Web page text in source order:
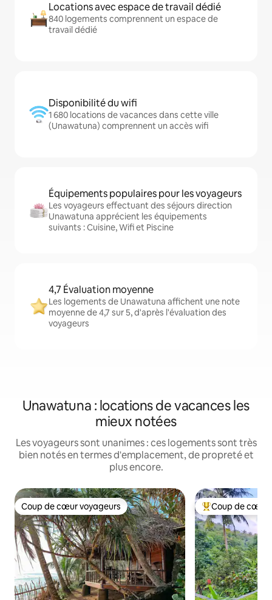
Locations avec espace de travail dédié
840 logements comprennent un espace de
travail dédié
Disponibilité du wifi
1 680 locations de vacances dans cette ville
(Unawatuna) comprennent un accès wifi
Équipements populaires pour les voyageurs
Les voyageurs effectuant des séjours direction
Unawatuna apprécient les équipements
suivants : Cuisine, Wifi et Piscine
4,7 Évaluation moyenne
Les logements de Unawatuna affichent une note
moyenne de 4,7 sur 5, d'après l'évaluation des
voyageurs
Unawatuna : locations de vacances les
mieux notées
Les voyageurs sont unanimes : ces logements sont très
bien notés en termes d'emplacement, de propreté et
plus encore.
Coup de cœur voyageurs
Coup de cœur voyageurs Coups de cœur
Coup de cœur